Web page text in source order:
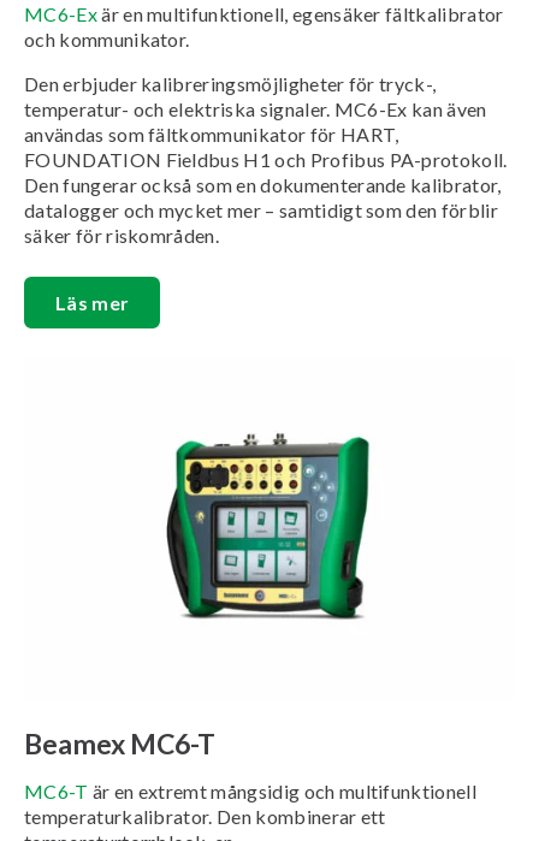
MC6-Exär en multifunktionell, egensäker fältkalibrator
och kommunikator.
Den erbjuder kalibreringsmöjligheter för tryck-,
temperatur- och elektriska signaler. MC6-Ex kan även
användas som fältkommunikator för HART,
FOUNDATION Fieldbus H1 och Profibus PA-protokoll.
Den fungerar också som en dokumenterande kalibrator,
datalogger och mycket mer – samtidigt som den förblir
säker för riskområden.
Läs mer
Beamex MC6-T
MC6-T är en extremt mångsidig och multifunktionell
temperaturkalibrator. Den kombinerar ett